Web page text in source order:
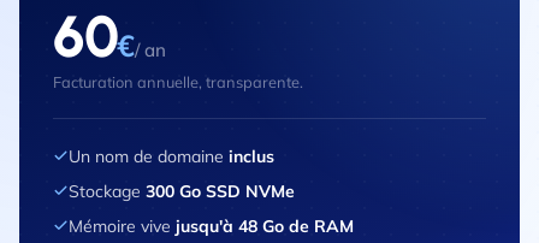
60€/ an
Facturation annuelle, transparente.
Un nom de domaine inclus
Stockage 300 Go SSD NVMe
Mémoire vive jusqu'à 48 Go de RAM